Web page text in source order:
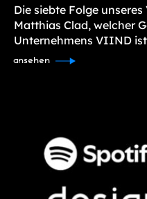
Die siebte Folge
Matthias Clad, welcher
Unternehmens VIIND
ansehen